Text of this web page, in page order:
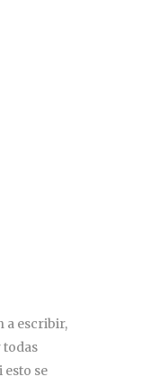
a escribir,
todas
esto se